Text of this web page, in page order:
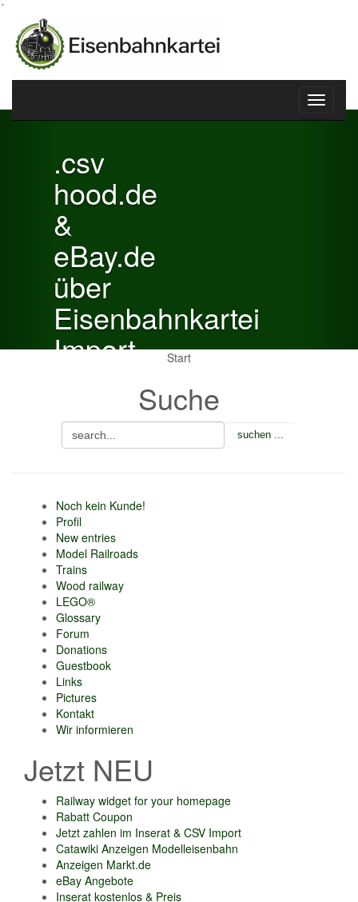
´
Toggle
.csv
hood.de
&
eBay.de
über
Eisenbahnkartei
Import
Verkaufsbetrag an
Gebühren je Inserat
Artikel
Previous
Start
Suche
Noch kein Kunde!
Profil
New entries
Model Railroads
Trains
Wood railway
LEGO®
Glossary
Forum
Donations
Guestbook
Links
Pictures
Kontakt
Wir informieren
Jetzt NEU
Railway widget for your homepage
Rabatt Coupon
Jetzt zahlen im Inserat & CSV Import
Catawiki Anzeigen Modelleisenbahn
Anzeigen Markt.de
eBay Angebote
Inserat kostenlos & Preis